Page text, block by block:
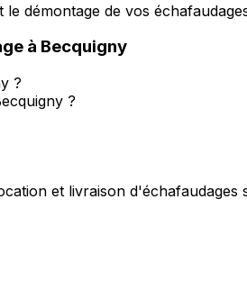
démontage de vos
à Becquigny
?
?
et livraison